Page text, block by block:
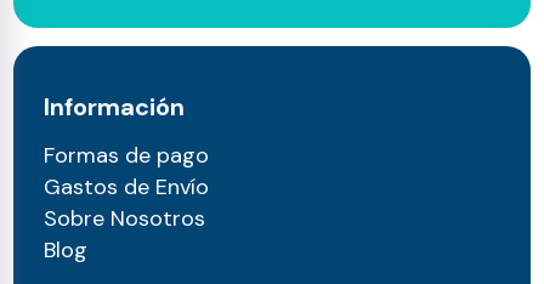
Información
Formas de pago
Gastos de Envío
Sobre Nosotros
Blog